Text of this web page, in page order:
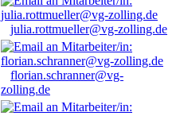
julia.rottmueller@vg-zolling.de
florian.schranner@vg-
zolling.de